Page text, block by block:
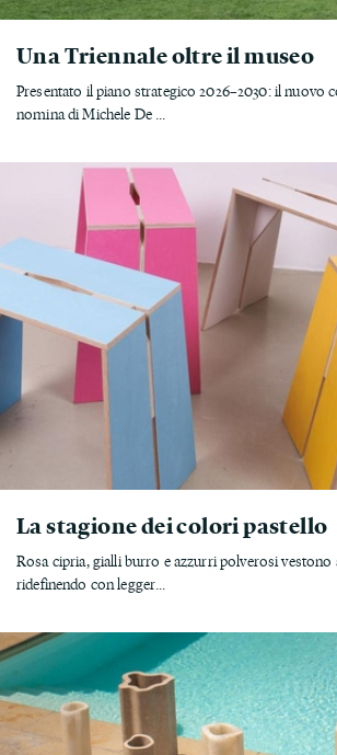
Una Triennale oltre il museo
Presentato il piano strategico 2026–2030: il nuovo
nomina di Michele De ...
La stagione dei colori pastello
Rosa cipria, gialli burro e azzurri polverosi
ridefinendo con legger...